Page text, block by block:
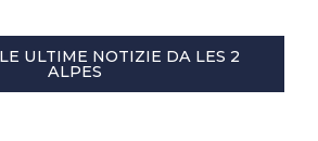
ULTIME NOTIZIE DA LES 2
ALPES